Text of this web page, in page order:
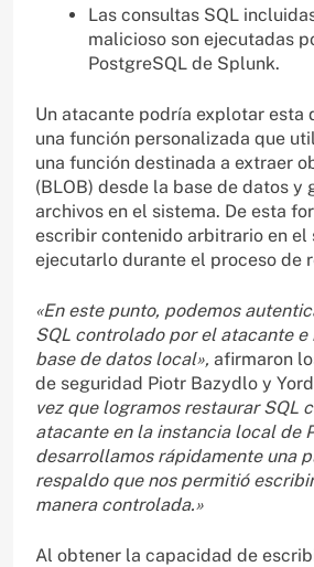
Las consultas SQL
malicioso son ejecutadas
PostgreSQL de Splunk.
Un atacante podría explotar esta
una función personalizada que
una función destinada a extraer
(BLOB) desde la base de datos y
archivos en el sistema. De esta
escribir contenido arbitrario en el
ejecutarlo durante el proceso de
«En este punto, podemos
SQL controlado por el atacante
base de datos local», afirmaron
de seguridad Piotr Bazydlo y
vez que logramos restaurar SQL
atacante en la instancia local de
desarrollamos rápidamente una
respaldo que nos permitió
manera controlada.»
Al obtener la capacidad de